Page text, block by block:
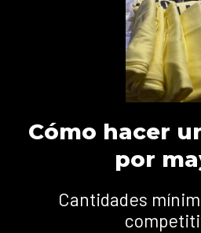
Cómo hacer
por
Cantidades